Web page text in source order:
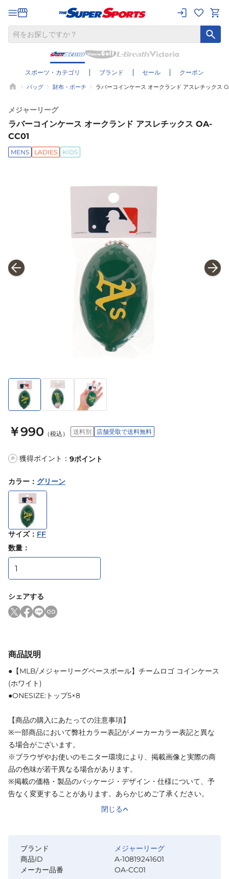
スポーツ・カテゴリ ブランド セール クーポン
バッグ 財布・ポーチ ラバーコインケース オークランド アスレチックス
メジャーリーグ
ラバーコインケース オークランド アスレチックス OA-
CC01
MENS LADIES KIDS
￥990 （税込） 送料別 店舗受取で送料無料
P 獲得ポイント： 9ポイント
カラー ： グリーン
サイズ： FF
数量：
シェアする
商品説明
●【MLB/メジャーリーグベースボール】チームロゴ コインケース
(ホワイト)
●ONESIZE:トップ5×8
【商品の購入にあたっての注意事項】
※一部商品において弊社カラー表記がメーカーカラー表記と異な
る場合がございます。
※ブラウザやお使いのモニター環境により、掲載画像と実際の商
品の色味が若干異なる場合があります。
※掲載の価格・製品のパッケージ・デザイン・仕様について、予
告なく変更することがあります。あらかじめご了承ください。
閉じる
ブランド
メジャーリーグ
商品ID
A-10819241601
メーカー品番
OA-CC01